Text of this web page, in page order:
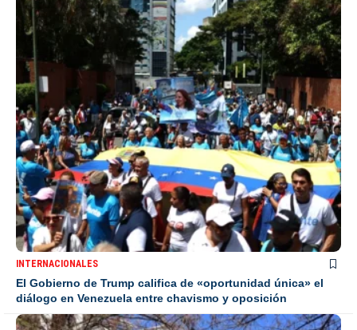
INTERNACIONALES
El Gobierno de Trump califica de «oportunidad única» el
diálogo en Venezuela entre chavismo y oposición